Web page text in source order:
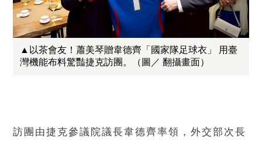
▲以茶會友！蕭美琴贈韋德齊「國家隊足球衣」 用臺
灣機能布料驚豔捷克訪團。（圖／ 翻攝畫面）
訪團由捷克參議院議長韋德齊率領，外交部次長